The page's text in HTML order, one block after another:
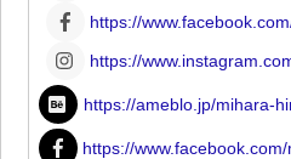
https://
https://
https://ameblo.jp/mihara-
https://